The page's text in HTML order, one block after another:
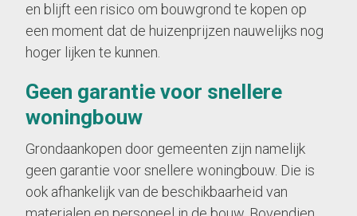
en blijft een risico om bouwgrond te kopen op
een moment dat de huizenprijzen nauwelijks nog
hoger lijken te kunnen.
Geen garantie voor snellere
woningbouw
Grondaankopen door gemeenten zijn namelijk
geen garantie voor snellere woningbouw. Die is
ook afhankelijk van de beschikbaarheid van